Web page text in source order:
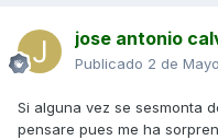
jose antonio
Publicado 2 de
Si alguna vez se sesmonta
pensare pues me ha